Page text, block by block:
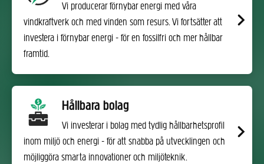
Vi producerar förnybar energi med våra
vindkraftverk och med vinden som resurs. Vi fortsätter att
investera i förnybar energi - för en fossilfri och mer hållbar
framtid.
Hållbara bolag
Vi investerar i bolag med tydlig hållbarhetsprofil
inom miljö och energi - för att snabba på utvecklingen och
möjliggöra smarta innovationer och miljöteknik.